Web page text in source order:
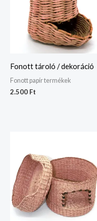
Fonott tároló / dekoráció
Fonott papír termékek
2.500 Ft